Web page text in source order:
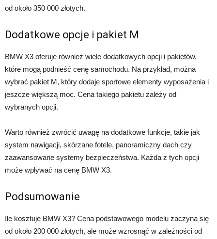
od około 350 000 złotych.
Dodatkowe opcje i pakiet M
BMW X3 oferuje również wiele dodatkowych opcji i pakietów,
które mogą podnieść cenę samochodu. Na przykład, można
wybrać pakiet M, który dodaje sportowe elementy wyposażenia i
jeszcze większą moc. Cena takiego pakietu zależy od
wybranych opcji.
Warto również zwrócić uwagę na dodatkowe funkcje, takie jak
system nawigacji, skórzane fotele, panoramiczny dach czy
zaawansowane systemy bezpieczeństwa. Każda z tych opcji
może wpływać na cenę BMW X3.
Podsumowanie
Ile kosztuje BMW X3? Cena podstawowego modelu zaczyna się
od około 200 000 złotych, ale może wzrosnąć w zależności od